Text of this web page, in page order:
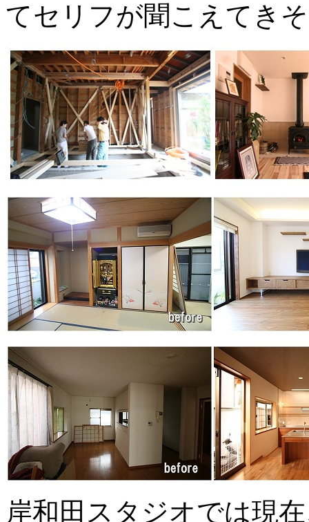
てセリフが聞こえてき
岸和田スタジオでは現